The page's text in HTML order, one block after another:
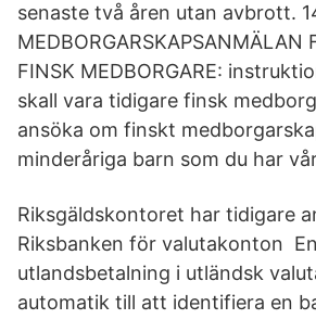
senaste två åren utan avbrott.
MEDBORGARSKAPSANMÄLAN
FINSK MEDBORGARE:
skall vara tidigare finsk
ansöka om finskt
minderåriga barn som du har
Riksgäldskontoret har tidigare
Riksbanken för valutakonton
utlandsbetalning i utländsk
automatik till att identifiera en